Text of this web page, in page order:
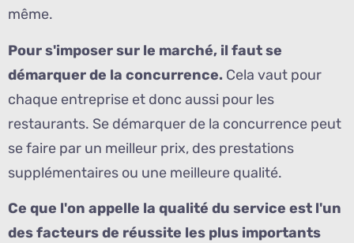
même.
Pour s'imposer sur le marché, il faut se
démarquer de la concurrence. Cela vaut pour
chaque entreprise et donc aussi pour les
restaurants. Se démarquer de la concurrence peut
se faire par un meilleur prix, des prestations
supplémentaires ou une meilleure qualité.
Ce que l'on appelle la qualité du service est l'un
des facteurs de réussite les plus importants